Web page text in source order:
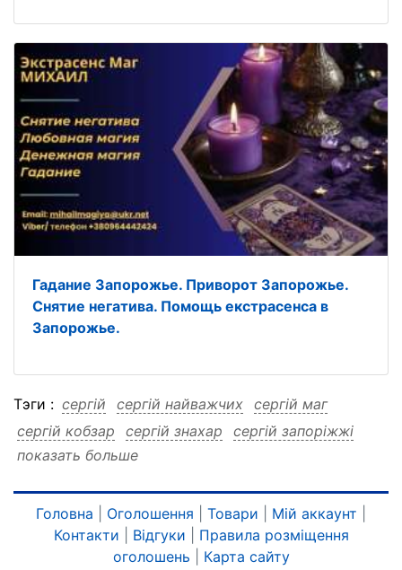
Гадание Запорожье. Приворот Запорожье.
Снятие негатива. Помощь екстрасенса в
Запорожье.
Тэги : сергій сергій найважчих сергій маг
сергій кобзар
сергій знахар
сергій запоріжжі
сергій допоможе
сергій випадках сергій маг
сергій випадках сергій кобзар
сергій випадках сергій знахар
показать больше
Головна Оголошення Товари Мій аккаунт
Контакти
Відгуки
Правила розміщення
оголошень
Карта сайту